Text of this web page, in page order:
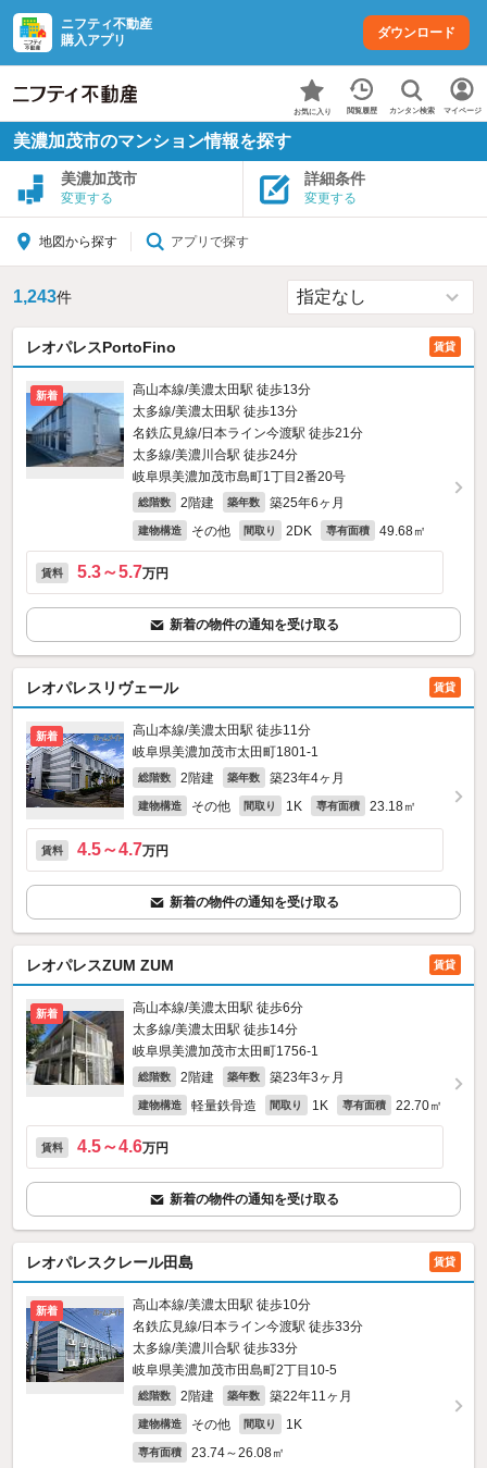
ニフティ不動産
購入アプリ
ダウンロード
お気に入り 閲覧履歴 カンタン検索 マイページ
美濃加茂市のマンション情報を探す
美濃加茂市
変更する
詳細条件
変更する
地図から探す アプリで探す
1,243件
レオパレスPortoFino 賃貸
新着
高山本線/美濃太田駅 徒歩13分
太多線/美濃太田駅 徒歩13分
名鉄広見線/日本ライン今渡駅 徒歩21分
太多線/美濃川合駅 徒歩24分
岐阜県美濃加茂市島町1丁目2番20号
総階数 2階建 築年数 築25年6ヶ月
建物構造 その他 間取り 2DK 専有面積 49.68㎡
賃料 5.3～5.7万円
新着の物件の通知を受け取る
レオパレスリヴェール 賃貸
新着
高山本線/美濃太田駅 徒歩11分
岐阜県美濃加茂市太田町1801‐1
総階数 2階建 築年数 築23年4ヶ月
建物構造 その他 間取り 1K 専有面積 23.18㎡
賃料 4.5～4.7万円
新着の物件の通知を受け取る
レオパレスZUM ZUM 賃貸
新着
高山本線/美濃太田駅 徒歩6分
太多線/美濃太田駅 徒歩14分
岐阜県美濃加茂市太田町1756‐1
総階数 2階建 築年数 築23年3ヶ月
建物構造 軽量鉄骨造 間取り 1K 専有面積 22.70㎡
賃料 4.5～4.6万円
新着の物件の通知を受け取る
レオパレスクレール田島 賃貸
新着
高山本線/美濃太田駅 徒歩10分
名鉄広見線/日本ライン今渡駅 徒歩33分
太多線/美濃川合駅 徒歩33分
岐阜県美濃加茂市田島町2丁目10-5
総階数 2階建 築年数 築22年11ヶ月
建物構造 その他 間取り 1K
専有面積 23.74～26.08㎡